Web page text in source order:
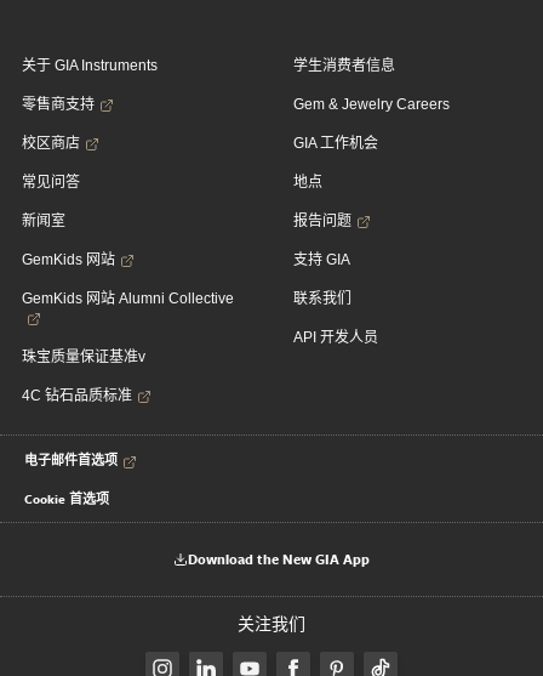
关于 GIA Instruments
零售商支持
校区商店
常见问答
新闻室
GemKids 网站
GemKids 网站 Alumni Collective
珠宝质量保证基准v
4C 钻石品质标准
学生消费者信息
Gem & Jewelry Careers
GIA 工作机会
地点
报告问题
支持 GIA
联系我们
API 开发人员
电子邮件首选项
Cookie 首选项
Download the New GIA App
关注我们